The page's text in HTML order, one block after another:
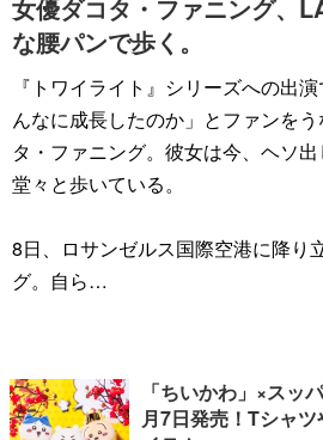
女優ダコタ・ファニング、
な腰パンで歩く。
『トワイライト』シリーズへの出
んなに成長したのか」とファンを
タ・ファニング。彼女は今、ヘソ
堂々と歩いている。
8日、ロサンゼルス国際空港に降り
グ。自ら…
「ちいかわ」×スッ
月7日発売！Tシャ